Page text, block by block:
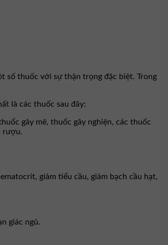
số thuốc với sự thận trọng đặc biệt. Trong
là các thuốc sau đây:
gây mê, thuốc gây nghiện, các thuốc
rượu.
giảm tiểu cầu, giảm bạch cầu hạt,
giác ngủ.